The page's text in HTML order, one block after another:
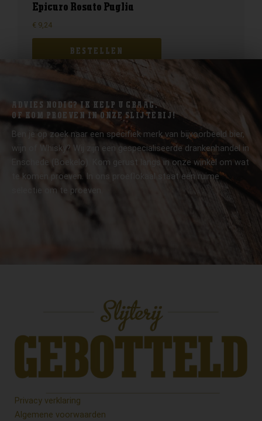
Epicuro Rosato Puglia
€ 9,24
BESTELLEN
ADVIES NODIG? IK HELP U GRAAG.
OF KOM PROEVEN IN ONZE SLIJTERIJ!
Ben je op zoek naar een specifiek merk van bijvoorbeeld bier,
wijn of Whisky? Wij zijn een gespecialiseerde drankenhandel in
Enschede (Boekelo). Kom gerust langs in onze winkel om wat
te komen proeven. In ons proeflokaal staat een ruime
selectie om te proeven.
Privacy verklaring
Algemene voorwaarden